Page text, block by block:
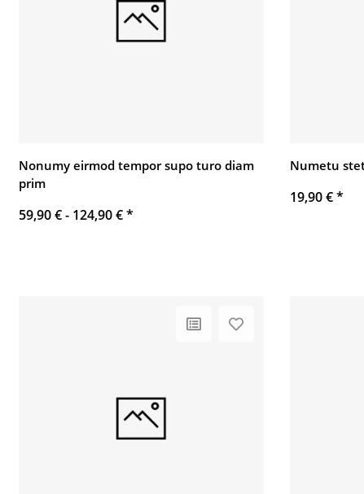
Nonumy eirmod tempor supo turo diam
prim
59,90 € - 124,90 €*
Numetu
19,90 €*